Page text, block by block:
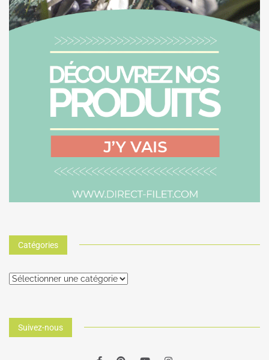
Catégories
Suivez-nous